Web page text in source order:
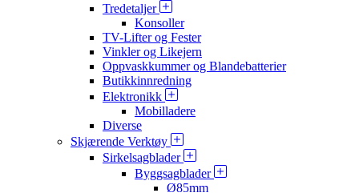
Tredetaljer
Konsoller
TV-Lifter og Fester
Vinkler og Likejern
Oppvaskkummer og Blandebatterier
Butikkinnredning
Elektronikk
Mobilladere
Diverse
Skjærende Verktøy
Sirkelsagblader
Byggsagblader
Ø85mm